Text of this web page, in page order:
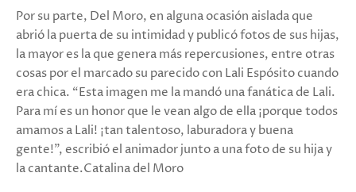
Por su parte, Del Moro, en alguna ocasión aislada que
abrió la puerta de su intimidad y publicó fotos de sus hijas,
la mayor es la que genera más repercusiones, entre otras
cosas por el marcado su parecido con Lali Espósito cuando
era chica. “Esta imagen me la mandó una fanática de Lali.
Para mí es un honor que le vean algo de ella ¡porque todos
amamos a Lali! ¡tan talentoso, laburadora y buena
gente!”, escribió el animador junto a una foto de su hija y
la cantante.Catalina del Moro